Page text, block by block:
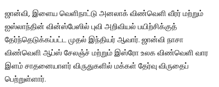
ஜான்வி, இளைய வெளிநாட்டு அனலாக் விண்வெளி வீரர் மற்றும்
ஐஸ்லாந்தின் வின்ஸ்பேஸில் புவி அறிவியல் பயிற்சிக்குத்
தேர்ந்தெடுக்கப்பட்ட முதல் இந்தியர் ஆவார். ஜான்வி நாசா
விண்வெளி ஆப்ஸ் சேலஞ்ச் மற்றும் இஸ்ரோ உலக விண்வெளி வார
இளம் சாதனையாளர் விருதுகளில் மக்கள் தேர்வு விருதைப்
பெற்றுள்ளார்.